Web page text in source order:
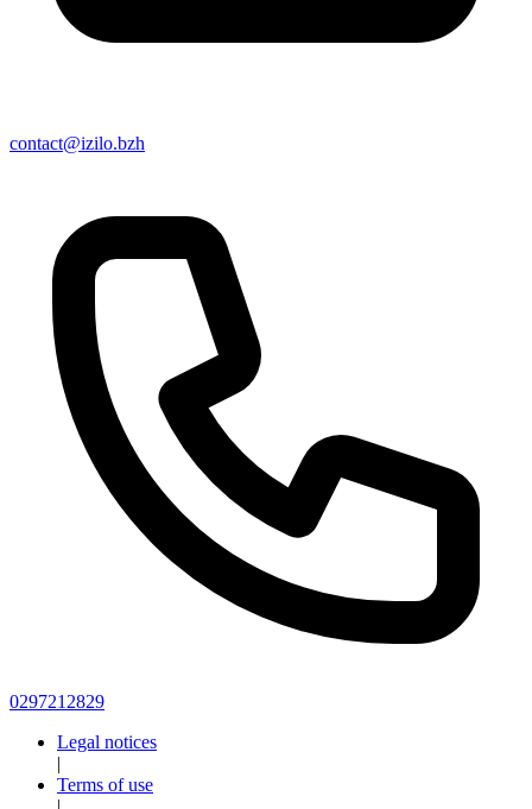
contact@izilo.bzh
0297212829
Legal notices
|
Terms of use